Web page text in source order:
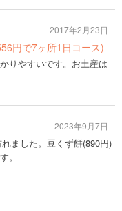
円で7ヶ所1日コース)
りやすいです。お土産は
2017年2月23日
ました。豆くず餅(890円)
。
2023年9月7日